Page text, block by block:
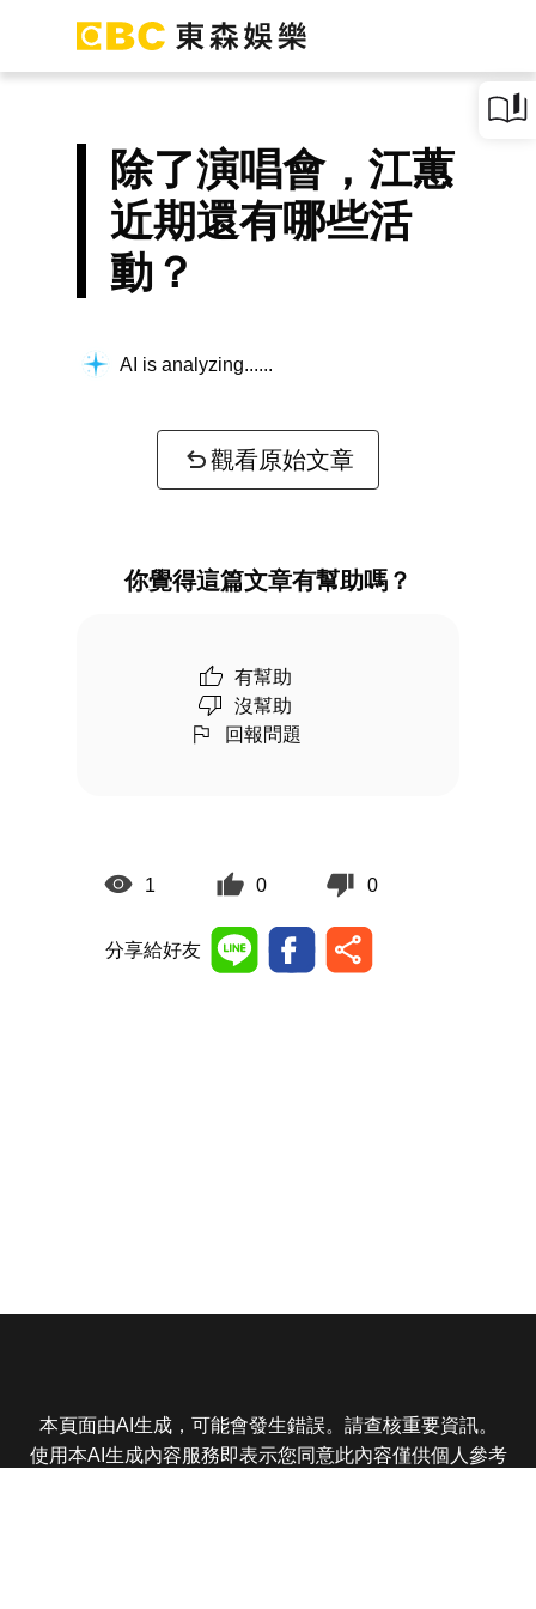
除了演唱會，江蕙
近期還有哪些活
動？
AI is analyzing...
觀看原始文章
你覺得這篇文章有幫助嗎？
有幫助
沒幫助
回報問題
1 0 0
分享給好友
本頁面由AI生成，可能會發生錯誤。請查核重要資訊。
使用本AI生成內容服務即表示您同意此內容僅供個人參考